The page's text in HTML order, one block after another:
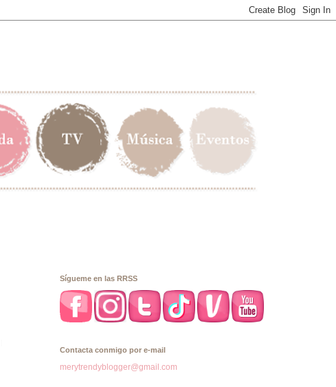
Sígueme en las RRSS
Contacta conmigo por e-mail
merytrendyblogger@gmail.com